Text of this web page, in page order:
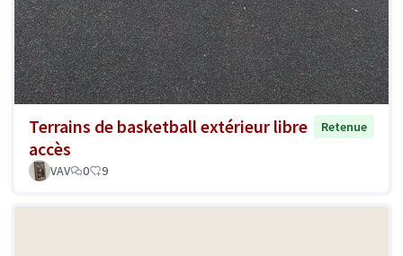
Terrains de basketball extérieur libre
accès
Retenue
VAV 0 9